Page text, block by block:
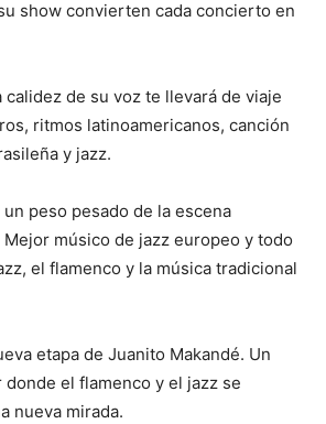
show convierten cada concierto en
calidez de su voz te llevará de viaje
ritmos latinoamericanos, canción
y jazz.
un peso pesado de la escena
músico de jazz europeo y todo
el flamenco y la música tradicional
etapa de Juanito Makandé. Un
el flamenco y el jazz se
nueva mirada.